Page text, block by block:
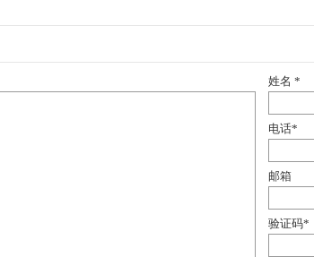
姓名 *
电话*
邮箱
验证码*